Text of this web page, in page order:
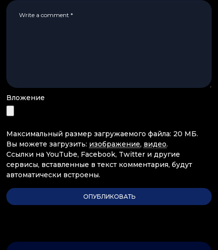
Вложение
Максимальный размер загружаемого файла: 20 МБ.
Вы можете загрузить: изображение, видео.
Ссылки на YouTube, Facebook, Twitter и другие
сервисы, вставленные в текст комментария, будут
автоматически встроены.